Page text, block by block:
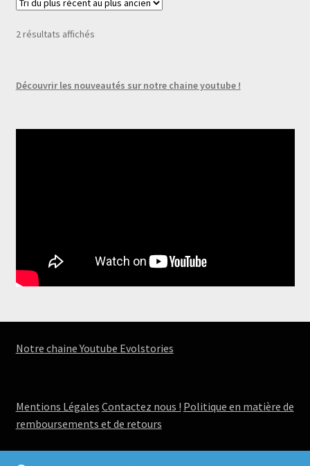
2 résultats affichésTrié
récent
au
Découvrir les nouveautés sur notre chaine youtube !
Notre chaine Youtube Evolstories
Mentions Légales Contactez nous ! Politique en matière de
remboursements et de retours